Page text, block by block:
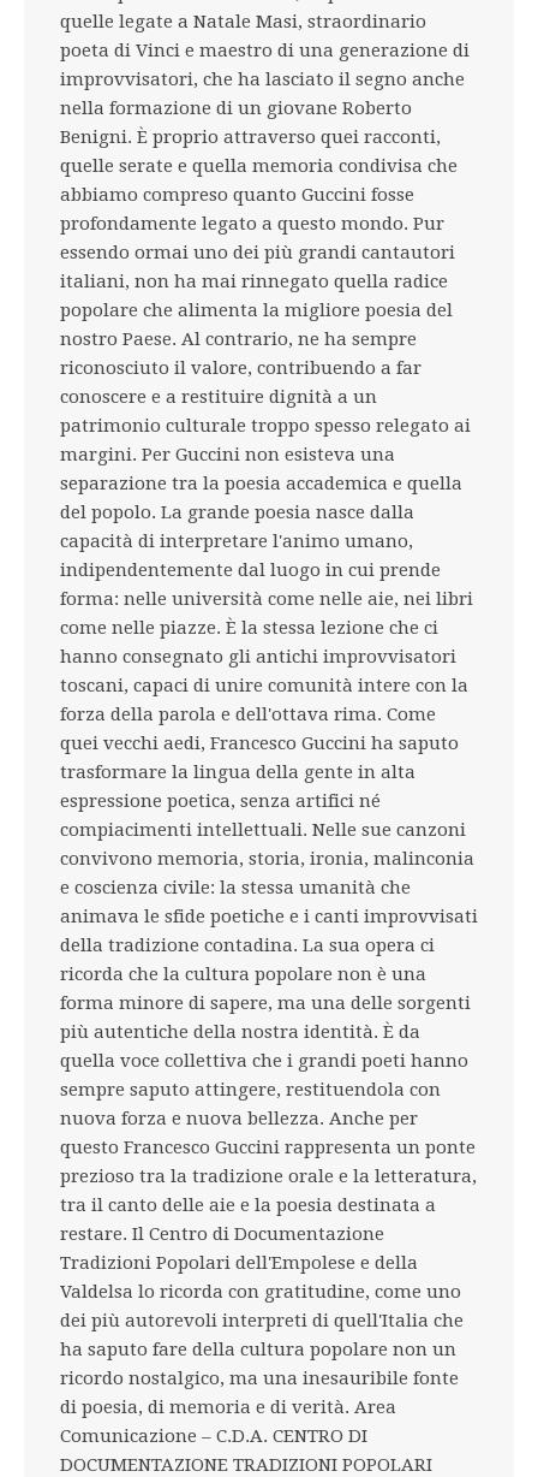
quelle legate a Natale Masi, straordinario
poeta di Vinci e maestro di una generazione di
improvvisatori, che ha lasciato il segno anche
nella formazione di un giovane Roberto
Benigni. È proprio attraverso quei racconti,
quelle serate e quella memoria condivisa che
abbiamo compreso quanto Guccini fosse
profondamente legato a questo mondo. Pur
essendo ormai uno dei più grandi cantautori
italiani, non ha mai rinnegato quella radice
popolare che alimenta la migliore poesia del
nostro Paese. Al contrario, ne ha sempre
riconosciuto il valore, contribuendo a far
conoscere e a restituire dignità a un
patrimonio culturale troppo spesso relegato ai
margini. Per Guccini non esisteva una
separazione tra la poesia accademica e quella
del popolo. La grande poesia nasce dalla
capacità di interpretare l'animo umano,
indipendentemente dal luogo in cui prende
forma: nelle università come nelle aie, nei libri
come nelle piazze. È la stessa lezione che ci
hanno consegnato gli antichi improvvisatori
toscani, capaci di unire comunità intere con la
forza della parola e dell'ottava rima. Come
quei vecchi aedi, Francesco Guccini ha saputo
trasformare la lingua della gente in alta
espressione poetica, senza artifici né
compiacimenti intellettuali. Nelle sue canzoni
convivono memoria, storia, ironia, malinconia
e coscienza civile: la stessa umanità che
animava le sfide poetiche e i canti improvvisati
della tradizione contadina. La sua opera ci
ricorda che la cultura popolare non è una
forma minore di sapere, ma una delle sorgenti
più autentiche della nostra identità. È da
quella voce collettiva che i grandi poeti hanno
sempre saputo attingere, restituendola con
nuova forza e nuova bellezza. Anche per
questo Francesco Guccini rappresenta un ponte
prezioso tra la tradizione orale e la letteratura,
tra il canto delle aie e la poesia destinata a
restare. Il Centro di Documentazione
Tradizioni Popolari dell'Empolese e della
Valdelsa lo ricorda con gratitudine, come uno
dei più autorevoli interpreti di quell'Italia che
ha saputo fare della cultura popolare non un
ricordo nostalgico, ma una inesauribile fonte
di poesia, di memoria e di verità. Area
Comunicazione – C.D.A. CENTRO DI
DOCUMENTAZIONE TRADIZIONI POPOLARI